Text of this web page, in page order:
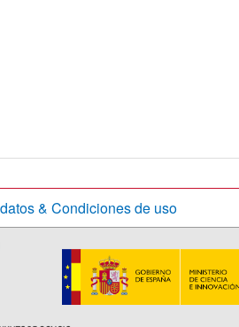
& Condiciones de uso